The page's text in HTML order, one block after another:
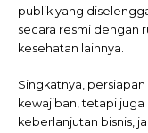
publik yang
secara resmi dengan
kesehatan lainnya.
Singkatnya,
kewajiban, tetapi juga
keberlanjutan bisnis,